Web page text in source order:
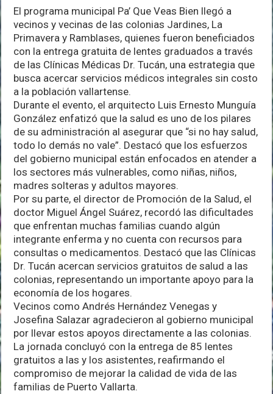
Veas
Bien
a
Jardines,
La
Primavera
y
Ramblases
El programa municipal Pa’ Que Veas Bien llegó a
vecinos y vecinas de las colonias Jardines, La
Primavera y Ramblases, quienes fueron beneficiados
con la entrega gratuita de lentes graduados a través
de las Clínicas Médicas Dr. Tucán, una estrategia que
busca acercar servicios médicos integrales sin costo
a la población vallartense.
Durante el evento, el arquitecto Luis Ernesto Munguía
González enfatizó que la salud es uno de los pilares
de su administración al asegurar que “si no hay salud,
todo lo demás no vale”. Destacó que los esfuerzos
del gobierno municipal están enfocados en atender a
los sectores más vulnerables, como niñas, niños,
madres solteras y adultos mayores.
Por su parte, el director de Promoción de la Salud, el
doctor Miguel Ángel Suárez, recordó las dificultades
que enfrentan muchas familias cuando algún
integrante enferma y no cuenta con recursos para
consultas o medicamentos. Destacó que las Clínicas
Dr. Tucán acercan servicios gratuitos de salud a las
colonias, representando un importante apoyo para la
economía de los hogares.
Vecinos como Andrés Hernández Venegas y
Josefina Salazar agradecieron al gobierno municipal
por llevar estos apoyos directamente a las colonias.
La jornada concluyó con la entrega de 85 lentes
gratuitos a las y los asistentes, reafirmando el
compromiso de mejorar la calidad de vida de las
familias de Puerto Vallarta.